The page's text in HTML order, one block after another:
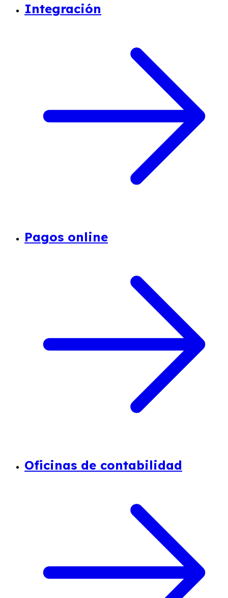
Integración
Pagos online
Oficinas de contabilidad